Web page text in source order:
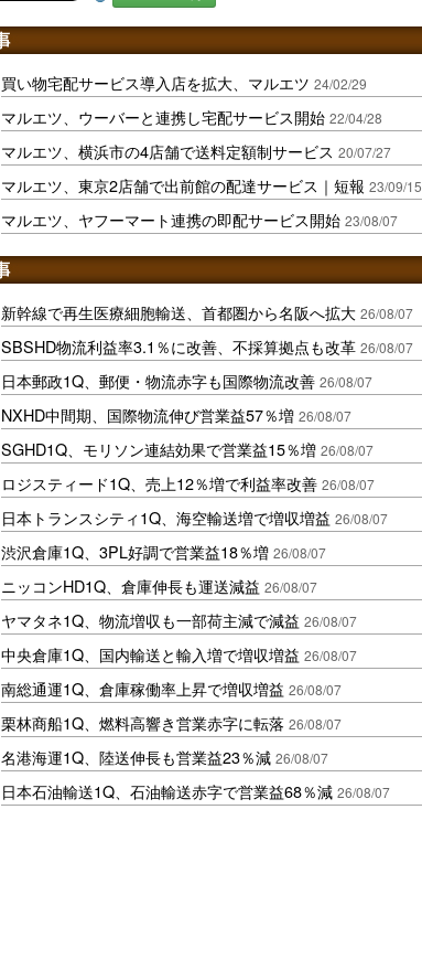
買い物宅配サービス導入店を拡大、マルエツ 24/02/29
マルエツ、ウーバーと連携し宅配サービス開始 22/04/28
マルエツ、横浜市の4店舗で送料定額制サービス 20/07/27
マルエツ、東京2店舗で出前館の配達サービス｜短報 23/09/15
マルエツ、ヤフーマート連携の即配サービス開始 23/08/07
新幹線で再生医療細胞輸送、首都圏から名阪へ拡大 26/08/07
SBSHD物流利益率3.1％に改善、不採算拠点も改革 26/08/07
日本郵政1Q、郵便・物流赤字も国際物流改善 26/08/07
NXHD中間期、国際物流伸び営業益57％増 26/08/07
SGHD1Q、モリソン連結効果で営業益15％増 26/08/07
ロジスティード1Q、売上12％増で利益率改善 26/08/07
日本トランスシティ1Q、海空輸送増で増収増益 26/08/07
渋沢倉庫1Q、3PL好調で営業益18％増 26/08/07
ニッコンHD1Q、倉庫伸長も運送減益 26/08/07
ヤマタネ1Q、物流増収も一部荷主減で減益 26/08/07
中央倉庫1Q、国内輸送と輸入増で増収増益 26/08/07
南総通運1Q、倉庫稼働率上昇で増収増益 26/08/07
栗林商船1Q、燃料高響き営業赤字に転落 26/08/07
名港海運1Q、陸送伸長も営業益23％減 26/08/07
日本石油輸送1Q、石油輸送赤字で営業益68％減 26/08/07